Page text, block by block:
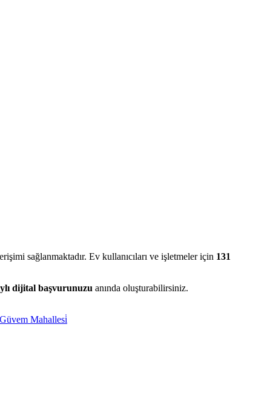
sağlanmaktadır. Ev kullanıcıları ve işletmeler için 131
dijital başvurunuzu anında oluşturabilirsiniz.
Güvem Mahallesi̇